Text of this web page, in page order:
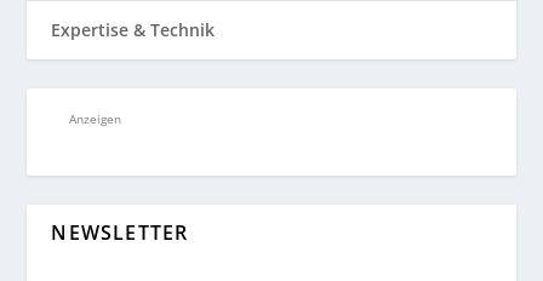
Expertise & Technik
Anzeigen
NEWSLETTER